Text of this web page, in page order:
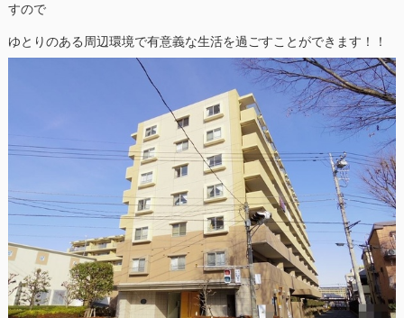
すので
ゆとりのある周辺環境で有意義な生活を過ごすことができます！！